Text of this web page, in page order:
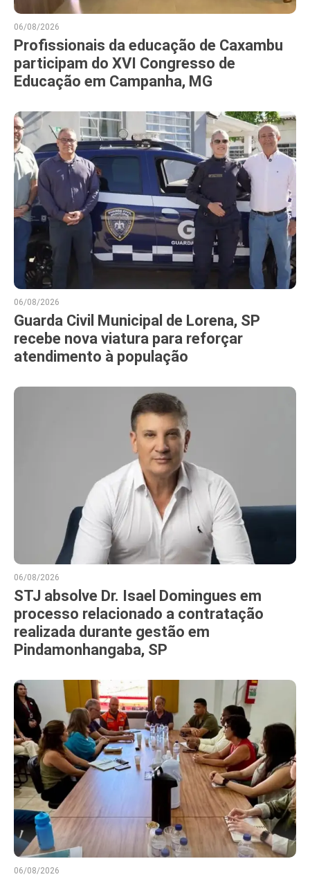
06/08/2026
Profissionais da educação de Caxambu
participam do XVI Congresso de
Educação em Campanha, MG
06/08/2026
Guarda Civil Municipal de Lorena, SP
recebe nova viatura para reforçar
atendimento à população
06/08/2026
STJ absolve Dr. Isael Domingues em
processo relacionado a contratação
realizada durante gestão em
Pindamonhangaba, SP
06/08/2026